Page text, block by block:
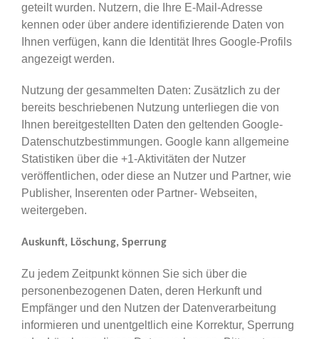
geteilt wurden. Nutzern, die Ihre E-Mail-Adresse
kennen oder über andere identifizierende Daten von
Ihnen verfügen, kann die Identität Ihres Google-Profils
angezeigt werden.
Nutzung der gesammelten Daten: Zusätzlich zu der
bereits beschriebenen Nutzung unterliegen die von
Ihnen bereitgestellten Daten den geltenden Google-
Datenschutzbestimmungen. Google kann allgemeine
Statistiken über die +1-Aktivitäten der Nutzer
veröffentlichen, oder diese an Nutzer und Partner, wie
Publisher, Inserenten oder Partner- Webseiten,
weitergeben.
Auskunft, Löschung, Sperrung
Zu jedem Zeitpunkt können Sie sich über die
personenbezogenen Daten, deren Herkunft und
Empfänger und den Nutzen der Datenverarbeitung
informieren und unentgeltlich eine Korrektur, Sperrung